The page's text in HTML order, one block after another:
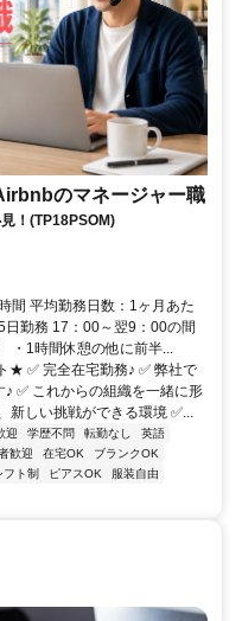
のマネージャー職
！(TP18PSOM)
間 平均勤務日数：1ヶ月あた
勤務 17：00～翌9：00の間
・1時間休憩の他に前半...
✅ 完全在宅勤務♪ ✅ 弊社で
✅ これからの組織を一緒に形
新しい挑戦ができる環境 ✅...
迎 学歴不問 転勤なし
英語
歓迎 在宅OK
ブランクOK
フト制 ピアスOK
服装自由